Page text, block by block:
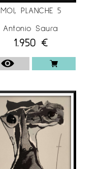
MOI, PLANCHE 5
Antonio Saura
1.950 €